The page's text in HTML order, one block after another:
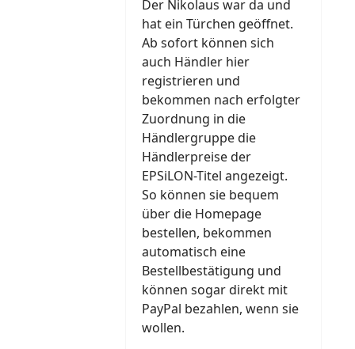
Der Nikolaus war da und
hat ein Türchen geöffnet.
Ab sofort können sich
auch Händler hier
registrieren und
bekommen nach erfolgter
Zuordnung in die
Händlergruppe die
Händlerpreise der
EPSiLON-Titel angezeigt.
So können sie bequem
über die Homepage
bestellen, bekommen
automatisch eine
Bestellbestätigung und
können sogar direkt mit
PayPal bezahlen, wenn sie
wollen.